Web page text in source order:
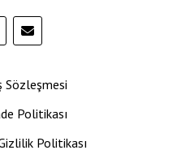
Sözleşmesi
Politikası
Politikası